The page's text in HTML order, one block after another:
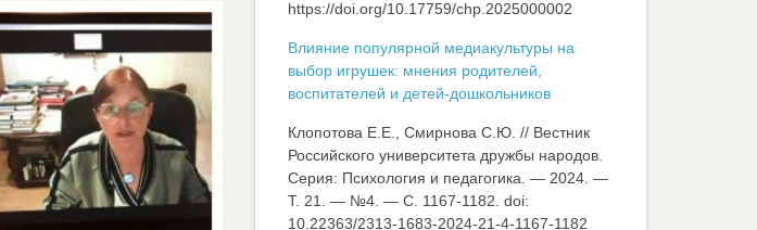
https://doi.org/10.17759/chp.2025000002
Влияние популярной медиакультуры на
выбор игрушек: мнения родителей,
воспитателей и детей-дошкольников
Клопотова Е.Е., Смирнова С.Ю. // Вестник
Российского университета дружбы народов.
Серия: Психология и педагогика. — 2024. —
Т. 21. — №4. — C. 1167-1182. doi:
10.22363/2313-1683-2024-21-4-1167-1182